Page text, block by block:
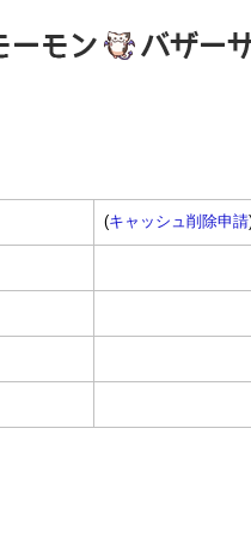
(キャッシュ削除申請